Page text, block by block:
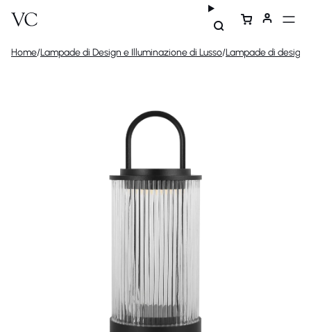
Home/Lampade di Design e Illuminazione di Lusso/Lampade di design